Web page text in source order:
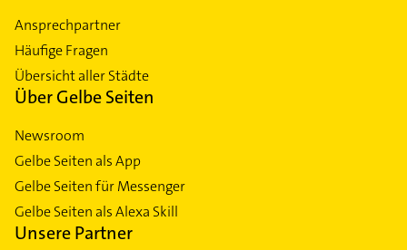
Ansprechpartner
Häufige Fragen
Übersicht aller Städte
Über Gelbe Seiten
Newsroom
Gelbe Seiten als App
Gelbe Seiten für Messenger
Gelbe Seiten als Alexa Skill
Unsere Partner